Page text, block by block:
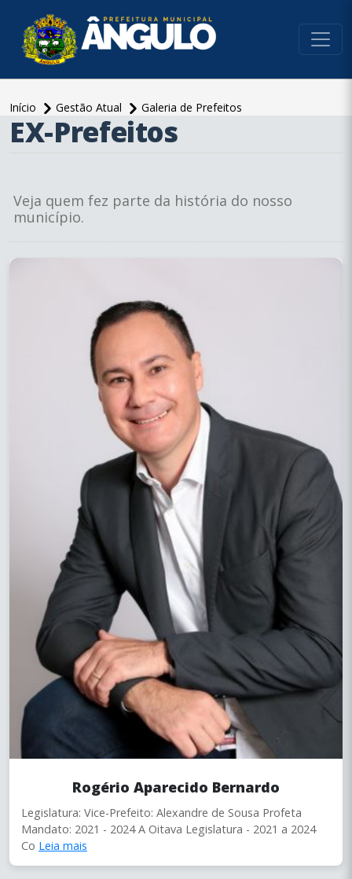
Início Gestão Atual
Galeria de Prefeitos
conteúdo
principal
EX-Prefeitos
Veja quem fez parte da história do nosso
município.
Rogério Aparecido Bernardo
Legislatura: Vice-Prefeito: Alexandre de Sousa Profeta
Mandato: 2021 - 2024 A Oitava Legislatura - 2021 a 2024
Co Leia mais